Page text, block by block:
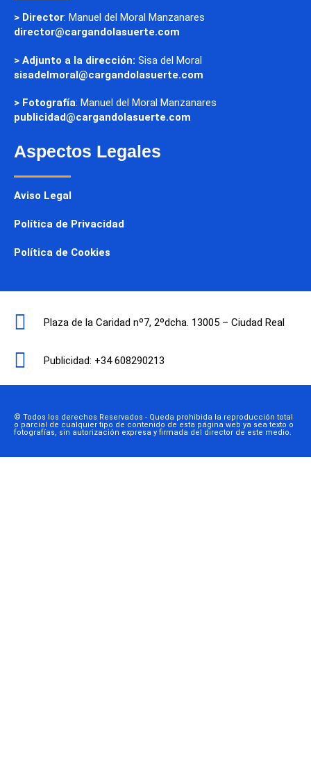
> Director: Manuel del Moral Manzanares
director@cargandolasuerte.com
> Adjunto a la dirección: Sisa del Moral
sisadelmoral@cargandolasuerte.com
> Fotografía: Manuel del Moral Manzanares
publicidad@cargandolasuerte.com
Aspectos Legales
Aviso Legal
Política de Privacidad
Política de Cookies
Plaza de la Caridad nº7, 2ºdcha. 13005 – Ciudad Real
Publicidad: +34 608290213
© Todos los derechos Reservados - Queda prohibida la reproducción total
o parcial de cualquier tipo de contenido de esta página web ya sea texto o
fotografías, sin autorización expresa y firmada del director de este medio.